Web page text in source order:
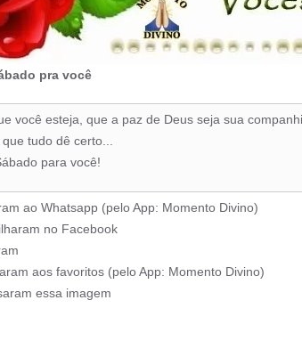
pra você
você esteja, que a paz de Deus seja sua
tudo dê certo...
para você!
ao Whatsapp (pelo App: Momento Divino)
no Facebook
aos favoritos (pelo App: Momento Divino)
essa imagem